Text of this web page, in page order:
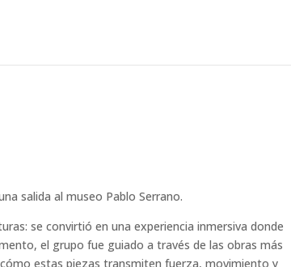
salida al museo Pablo Serrano.
se convirtió en una experiencia inmersiva donde
el grupo fue guiado a través de las obras más
estas piezas transmiten fuerza, movimiento y